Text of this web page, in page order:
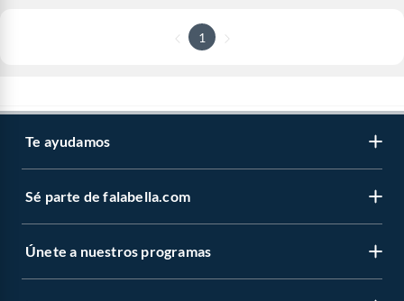
1
Te ayudamos
Sé parte de falabella.com
Únete a nuestros programas